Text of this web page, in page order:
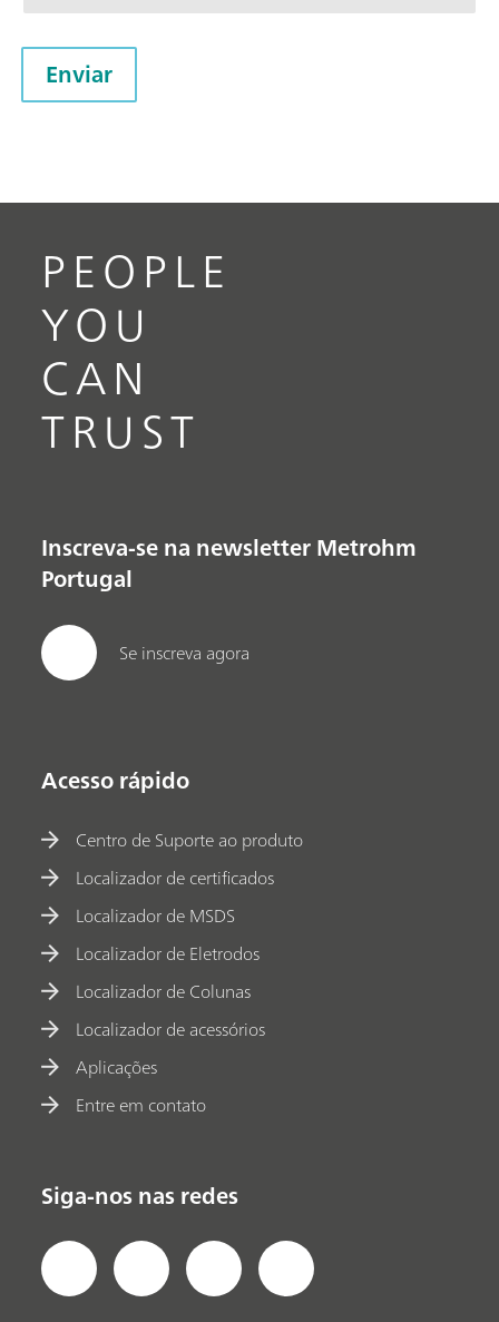
Enviar
PEOPLE
YOU
CAN
TRUST
Inscreva-se na newsletter Metrohm
Portugal
Se inscreva agora
Acesso rápido
Centro de Suporte ao produto
Localizador de certificados
Localizador de MSDS
Localizador de Eletrodos
Localizador de Colunas
Localizador de acessórios
Aplicações
Entre em contato
Siga-nos nas redes